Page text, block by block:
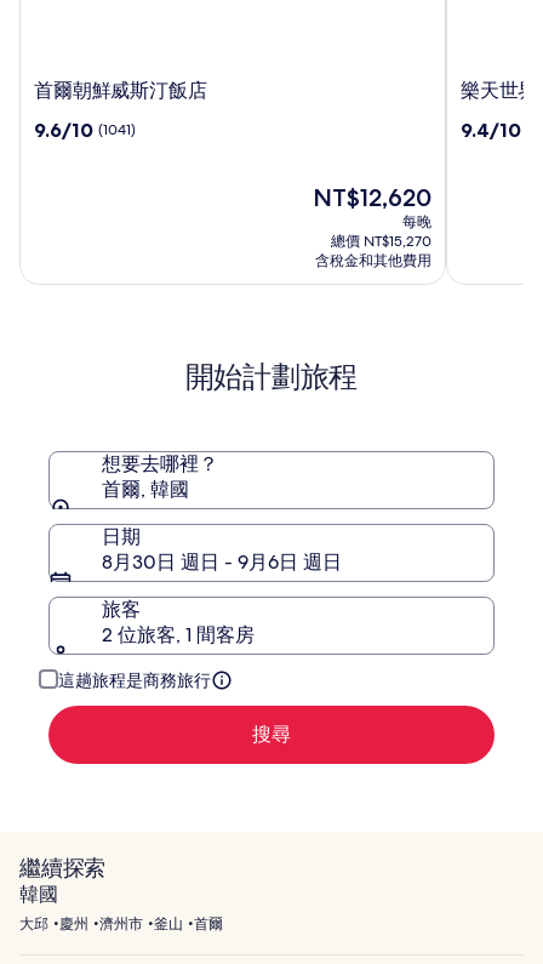
首
朝
店
首爾朝鮮威斯汀飯店
9.6
9.6/10 (1041)
現
格
為
NT$12,620
每晚
總價 NT$15,270
含稅金和其他費用
樂
世
樂天世界
9.4
9.4/10
開始計劃旅程
想要去哪裡？
首爾, 韓國
日期
8月30日 週日 - 9月6日 週日
旅客
2 位旅客, 1 間客房
這趟旅程是商務旅行
搜尋
繼續探索
韓國
大邱 慶州 濟州市 釜山 首爾